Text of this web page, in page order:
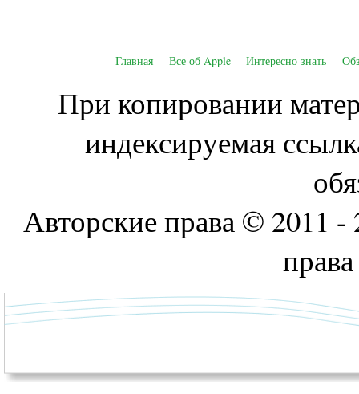
Главная Все об Apple Интересно знать
При копировании
индексируемая
Авторские права © 2011